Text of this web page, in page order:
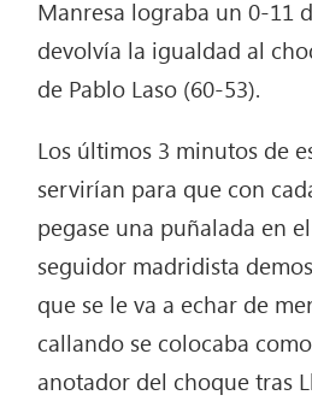
Manresa lograba un 0-11
devolvía la igualdad al
de Pablo Laso (60-53).
Los últimos 3 minutos de
servirían para que con
pegase una puñalada en
seguidor madridista
que se le va a echar de
callando se colocaba
anotador del choque tras